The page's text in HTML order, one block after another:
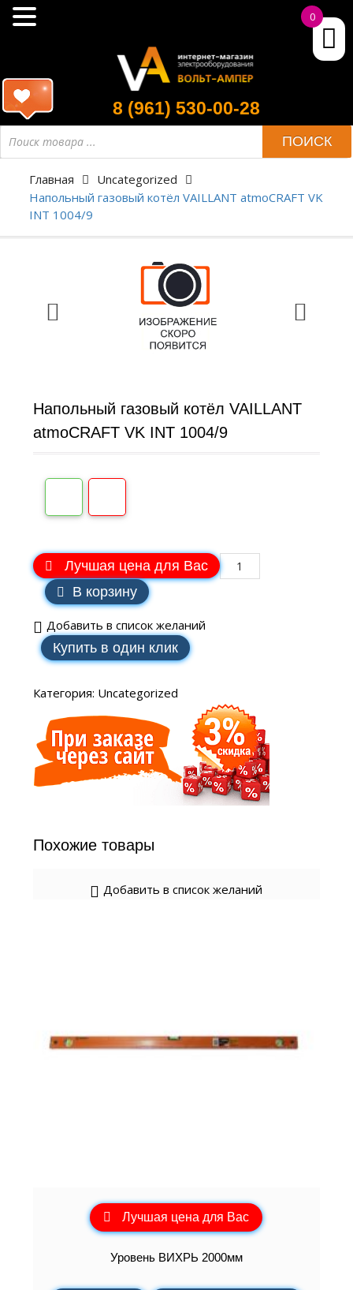
8 (961) 530-00-28
ПОИСК
Главная
Uncategorized
Напольный газовый котёл VAILLANT atmoCRAFT VK
INT 1004/9
Напольный газовый котёл VAILLANT
atmoCRAFT VK INT 1004/9
Лучшая цена для Вас
В корзину
Добавить в список желаний
Купить в один клик
Категория: Uncategorized
Похожие товары
Добавить в список желаний
Лучшая цена для Вас
Уровень ВИХРЬ 2000мм
0